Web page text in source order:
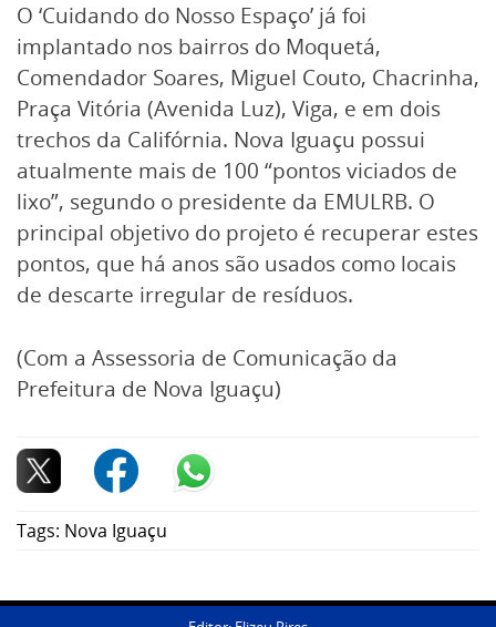
O ‘Cuidando do Nosso Espaço’ já foi
implantado nos bairros do Moquetá,
Comendador Soares, Miguel Couto, Chacrinha,
Praça Vitória (Avenida Luz), Viga, e em dois
trechos da Califórnia. Nova Iguaçu possui
atualmente mais de 100 “pontos viciados de
lixo”, segundo o presidente da EMULRB. O
principal objetivo do projeto é recuperar estes
pontos, que há anos são usados como locais
de descarte irregular de resíduos.
(Com a Assessoria de Comunicação da
Prefeitura de Nova Iguaçu)
Tags: Nova Iguaçu